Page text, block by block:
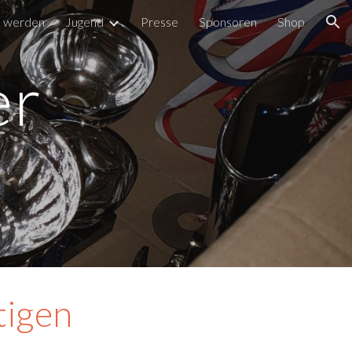
werden Jugend Presse Sponsoren Shop